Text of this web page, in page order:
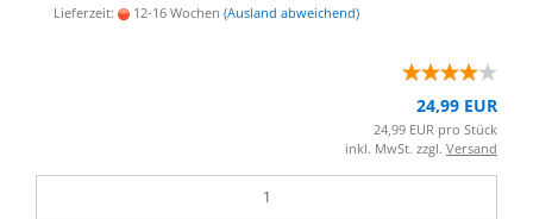
Lieferzeit: 12-16 Wochen (Ausland abweichend)
24,99 EUR
24,99 EUR pro Stück
inkl. MwSt. zzgl. Versand